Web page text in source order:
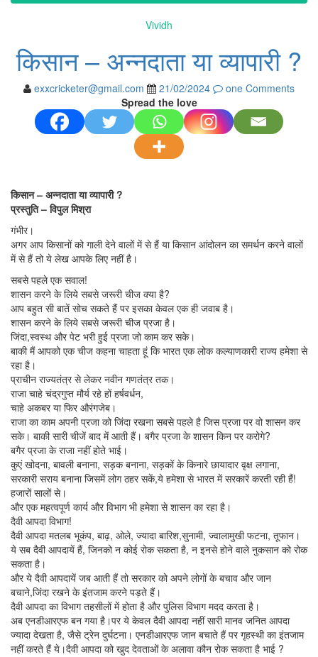
Vividh
किसान – अन्नदाता या व्यापारी ?
exxcricketer@gmail.com 21/02/2024
one Comments
Spread the love
किसान – अन्नदाता या व्यापारी ?
प्रस्तुति – विपुल मिश्रा
गंभीर।
अगर आप किसानों को गाली देने वालों में से हैं या किसान आंदोलन का समर्थन करने वालों
में से हैं तो ये लेख आपके लिए नहीं है।
सबसे पहले एक सवाल!
शासन करने के लिये सबसे जरूरी चीज क्या है?
आप बहुत सी बातें सोच सकते हैं पर इसका केवल एक ही जवाब है।
शासन करने के लिये सबसे जरूरी चीज प्रजा है।
जिंदा,स्वस्थ और पेट भरी हुई प्रजा जो काम कर सके।
बाकी मैं आपको एक चीज कहना चाहता हूं कि भारत एक लोक कल्याणकारी राज्य हमेशा से
रहा है।
प्राचीन राज्यतंत्र से लेकर नवीन गणतंत्र तक।
राजा चाहे चंद्रगुप्त मौर्य रहे हों हर्षवर्धन,
चाहे अकबर या फिर औरंगजेब।
राजा का काम अपनी प्रजा को जिंदा रखना सबसे पहले है जिस प्रजा पर वो शासन कर
सके। बाकी सारी चीजें बाद में आती हैं। बगैर प्रजा के शासन किन पर करोगे?
बगैर प्रजा के राजा नहीं होते भाई।
कुएं खोदना, बावली बनाना, सड़क बनाना, सड़कों के किनारे छायादार वृक्ष लगाना,
सरकारी सराय बनाना जिसमें लोग ठहर सकें,ये हमेशा से भारत में सरकारें करती रही हैं!
हजारों सालों से।
और एक महत्वपूर्ण कार्य और विभाग भी हमेशा से शासन का रहा है।
दैवी आपदा विभाग!
दैवी आपदा मतलब भूकंप, बाढ़, ओले, ज्यादा बारिश,सुनामी, ज्वालामुखी फटना, तूफान।
ये सब दैवी आपदायें हैं, जिनको न कोई रोक सकता है, न इनसे होने वाले नुकसान को रोक
सकता है।
और ये दैवी आपदायें जब आती हैं तो सरकार को अपने लोगों के बचाव और जान
बचाने,जिंदा रखने के इंतजाम करने पड़ते हैं।
दैवी आपदा का विभाग तहसीलों में होता है और पुलिस विभाग मदद करता है।
अब एनडीआरएफ बन गया है।पर ये केवल दैवी आपदा नहीं सारी मानव जनित आपदा
ज्यादा देखता है, जैसे ट्रेन दुर्घटना। एनडीआरएफ जान बचाते हैं पर गृहस्थी का इंतजाम
नहीं करते हैं ये।दैवी आपदा को खुद देवताओं के अलावा कौन रोक सकता है भाई ?